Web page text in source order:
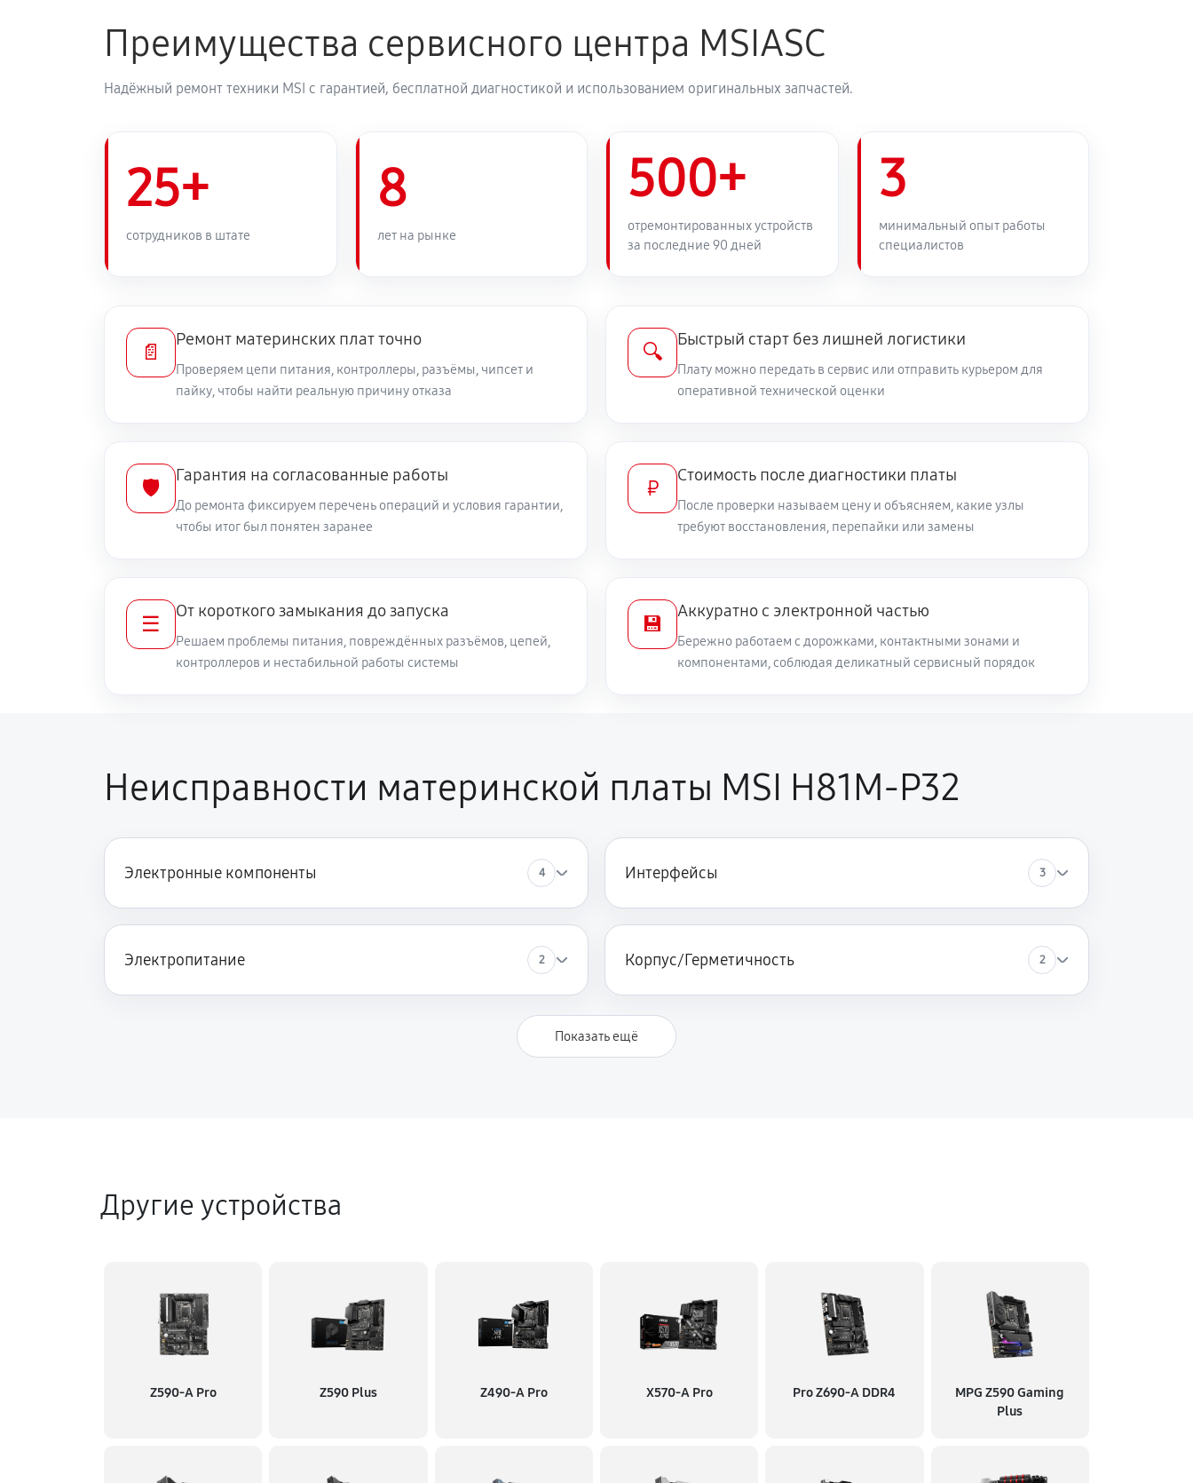
Преимущества сервисного центра MSIASC
Надёжный ремонт техники MSI с гарантией, бесплатной диагностикой и использованием оригинальных запчастей.
25+
сотрудников в штате
8
лет на рынке
500+
отремонтированных устройств
за последние 90 дней
3
минимальный опыт работы
специалистов
📄
Ремонт материнских плат точно
Проверяем цепи питания, контроллеры, разъёмы, чипсет и
пайку, чтобы найти реальную причину отказа
🔍
Быстрый старт без лишней логистики
Плату можно передать в сервис или отправить курьером для
оперативной технической оценки
🛡️
Гарантия на согласованные работы
До ремонта фиксируем перечень операций и условия гарантии,
чтобы итог был понятен заранее
₽
Стоимость после диагностики платы
После проверки называем цену и объясняем, какие узлы
требуют восстановления, перепайки или замены
☰
От короткого замыкания до запуска
Решаем проблемы питания, повреждённых разъёмов, цепей,
контроллеров и нестабильной работы системы
💾
Аккуратно с электронной частью
Бережно работаем с дорожками, контактными зонами и
компонентами, соблюдая деликатный сервисный порядок
Неисправности материнской платы MSI H81M-P32
Электронные компоненты 4 Интерфейсы 3
Электропитание 2 Корпус/Герметичность 2
Показать ещё
Другие устройства
Z590-A Pro Z590 Plus Z490-A Pro X570-A Pro Pro Z690-A DDR4
MPG Z590 Gaming
Plus